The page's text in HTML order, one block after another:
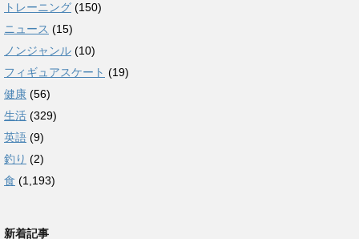
トレーニング (150)
ニュース (15)
ノンジャンル (10)
フィギュアスケート (19)
健康 (56)
生活 (329)
英語 (9)
釣り (2)
食 (1,193)
新着記事